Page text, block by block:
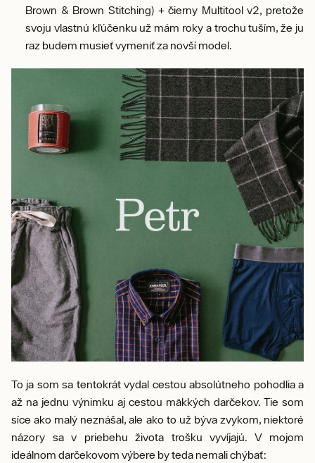
Brown & Brown Stitching) + čierny Multitool v2, pretože
svoju vlastnú kľúčenku už mám roky a trochu tuším, že ju
raz budem musieť vymeniť za novší model.
To ja som sa tentokrát vydal cestou absolútneho pohodlia a
až na jednu výnimku aj cestou mäkkých darčekov. Tie som
síce ako malý neznášal, ale ako to už býva zvykom, niektoré
názory sa v priebehu života trošku vyvíjajú. V mojom
ideálnom darčekovom výbere by teda nemali chýbať: